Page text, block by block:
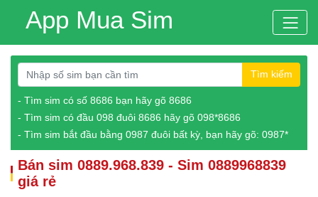
App Mua Sim
Tìm kiếm
- Tìm sim có số 8686 bạn hãy gõ 8686
- Tìm sim có đầu 098 đuôi 8686 hãy gõ 098*8686
- Tìm sim bắt đầu bằng 0987 đuôi bất kỳ, bạn hãy gõ: 0987*
Bán sim 0889.968.839 - Sim 0889968839
giá rẻ